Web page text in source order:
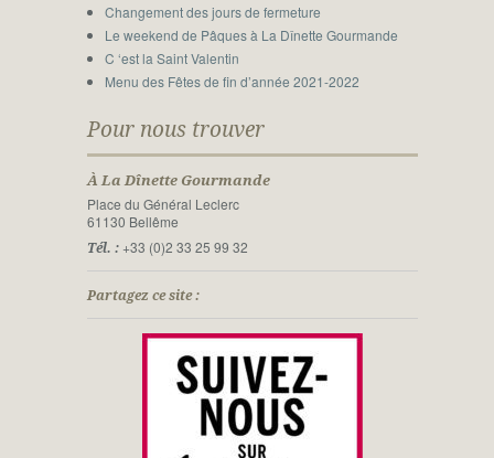
Changement des jours de fermeture
Le weekend de Pâques à La Dînette Gourmande
C ‘est la Saint Valentin
Menu des Fêtes de fin d’année 2021-2022
Pour nous trouver
À La Dînette Gourmande
Place du Général Leclerc
61130 Bellême
Tél. :+33 (0)2 33 25 99 32
Partagez ce site :